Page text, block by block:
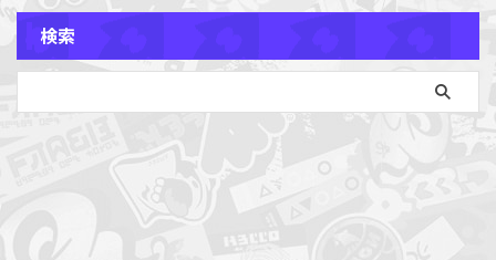
検索